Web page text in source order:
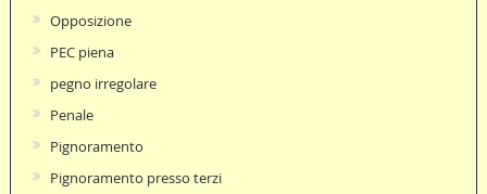
Opposizione
PEC piena
pegno irregolare
Penale
Pignoramento
Pignoramento presso terzi